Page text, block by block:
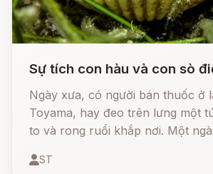
Sự tích con hàu và con sò
Ngày xưa, có người bán thuốc ở
Toyama, hay đeo trên lưng một
to và rong ruổi khắp nơi. Một
đi lại rất quen thuộc.
ST